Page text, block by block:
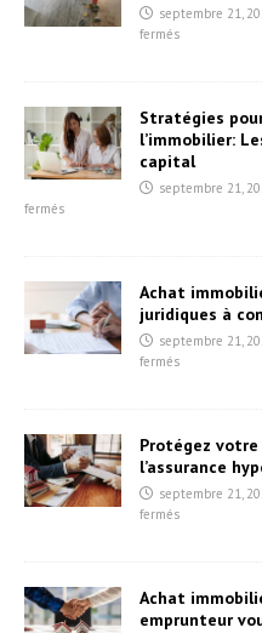
septembre 21,
fermés
Stratégies
l’immobilier:
capital
septembre 21,
fermés
Achat
juridiques à
septembre 21,
fermés
Protégez
l’assurance
septembre 21,
fermés
Achat
emprunteur